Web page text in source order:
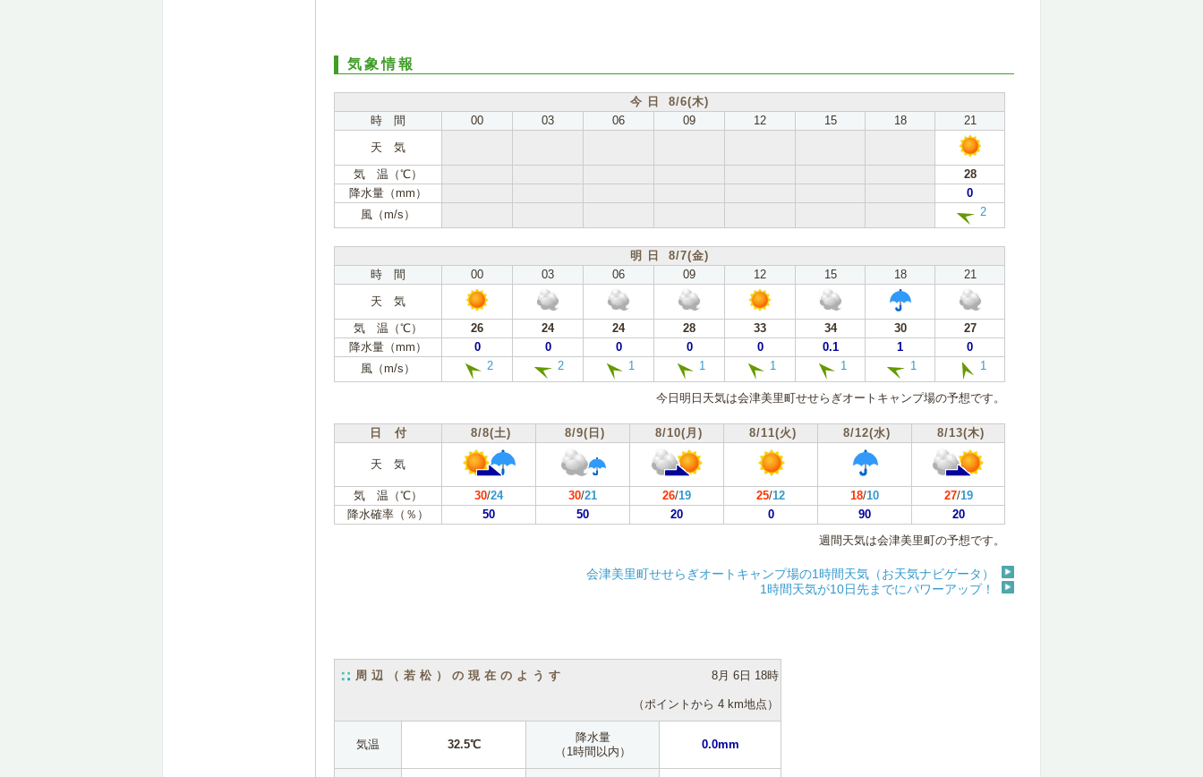
気象情報
今 日 8/6(木)
時 間
00 03 06 09 12 15 18
21
天 気
気 温（℃）
28
降水量（mm）
0
風（m/s）
2
明 日 8/7(金)
時 間
00 03 06 09 12 15 18
21
天 気
気 温（℃）
26 24 24 28 33 34 30
27
降水量（mm）
0 0 0 0 0 0.1 1
0
風（m/s）
2 2 1 1 1 1 1 1
今日明日天気は会津美里町せせらぎオートキャンプ場の予想です。
日 付 8/8(土) 8/9(日) 8/10(月) 8/11(火) 8/12(水) 8/13(木)
天 気
気 温（℃） 30/24 30/21 26/19 25/12 18/10 27/19
降水確率（％）
50 50 20 0 90
20
週間天気は会津美里町の予想です。
会津美里町せせらぎオートキャンプ場の1時間天気（お天気ナビゲータ）
1時間天気が10日先までにパワーアップ！
周辺（若松）の現在のようす 8月 6日 18時
（ポイントから 4 km地点）
気温 32.5℃
降水量
（1時間以内）
0.0mm